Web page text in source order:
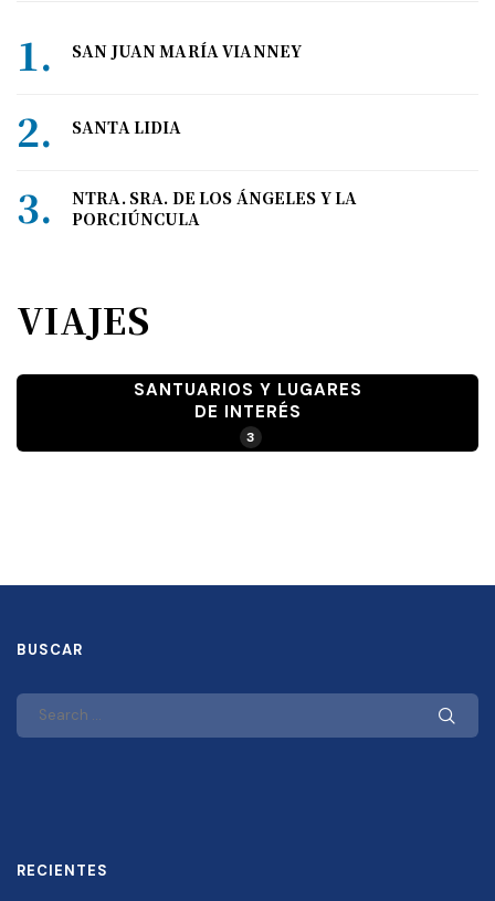
SAN JUAN MARÍA VIANNEY
SANTA LIDIA
NTRA. SRA. DE LOS ÁNGELES Y LA
PORCIÚNCULA
VIAJES
SANTUARIOS Y LUGARES
DE INTERÉS
3
BUSCAR
RECIENTES